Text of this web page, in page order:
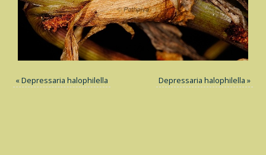
«Depressaria halophilella Depressaria halophilella »